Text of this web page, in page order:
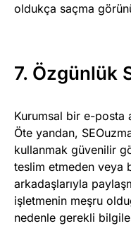
oldukça saçma
7. Özgünlük
Kurumsal bir e-posta
Öte yandan,
kullanmak güvenilir
teslim etmeden veya
arkadaşlarıyla
işletmenin meşru
nedenle gerekli